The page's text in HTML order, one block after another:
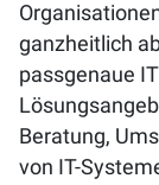
ganzheitlich
passgenaue
Beratung,
von IT-